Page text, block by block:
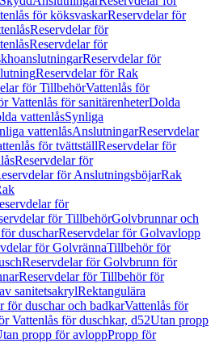
för köksvaskarReservdelar för
Reservdelar för
Reservdelar för
Reservdelar för
Reservdelar för Rak
för TillbehörVattenlås för
Vattenlås för sanitärenheterDolda
vattenlåsSynliga
vattenlåsAnslutningarReservdelar
för tvättställReservdelar för
Reservdelar för
för AnslutningsböjarRak
för
för TillbehörGolvbrunnar och
duscharReservdelar för Golvavlopp
för GolvrännaTillbehör för
Reservdelar för Golvbrunn för
Reservdelar för Tillbehör för
sanitetsakrylRektangulära
för duschar och badkarVattenlås för
Vattenlås för duschkar, d52Utan propp
propp för avloppPropp för